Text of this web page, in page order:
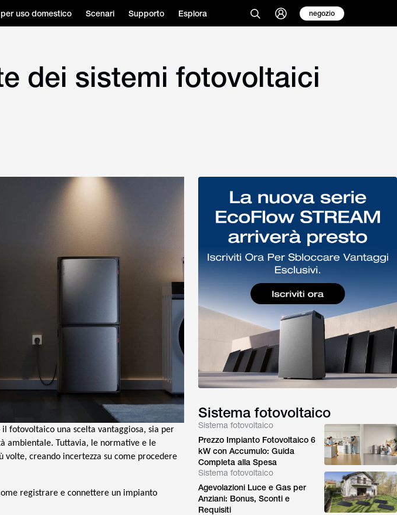
uso domestico Scenari Supporto Esplora negozio
dei sistemi fotovoltaici
fotovoltaico una scelta vantaggiosa, sia per
ambientale. Tuttavia, le normative e le
creando incertezza su come procedere
registrare e connettere un impianto
Sistema fotovoltaico
Sistema fotovoltaico
Prezzo Impianto Fotovoltaico 6
kW con Accumulo: Guida
Completa alla Spesa
Sistema fotovoltaico
Agevolazioni Luce e Gas per
Anziani: Bonus, Sconti e
Requisiti